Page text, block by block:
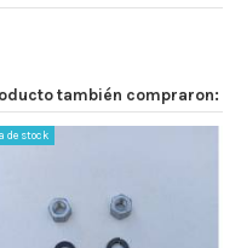
también compraron:
de stock